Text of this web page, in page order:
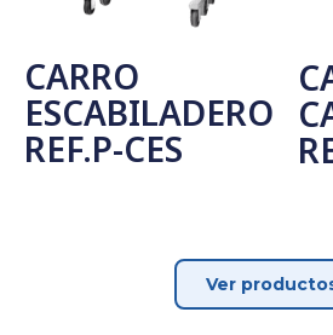
CARRO
ESCABILADERO
REF.P-CES
Ver